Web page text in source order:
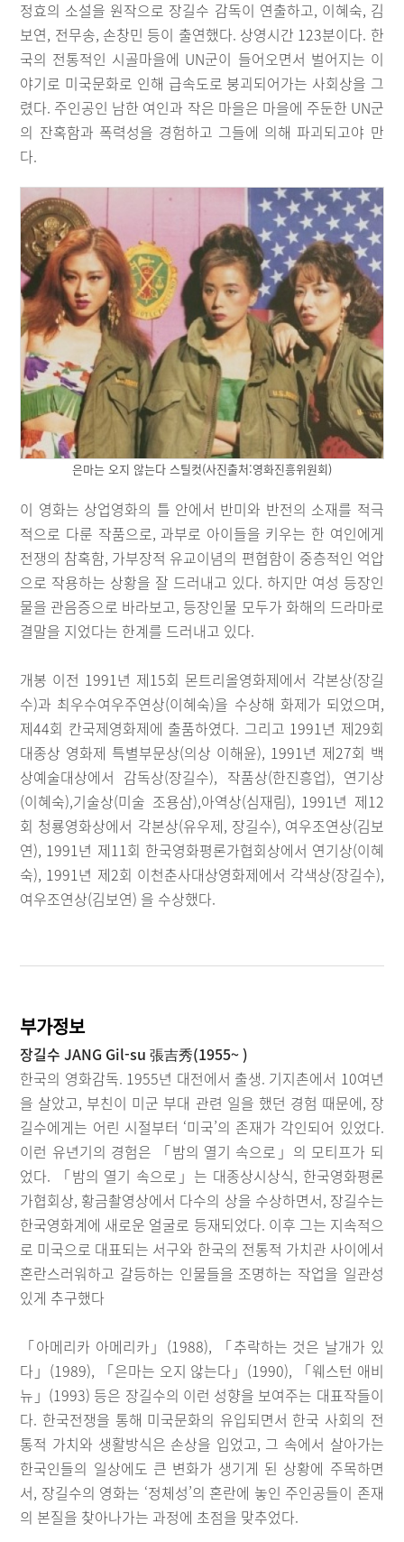
정효의 소설을 원작으로 장길수 감독이 연출하고, 이혜숙, 김
보연, 전무송, 손창민 등이 출연했다. 상영시간 123분이다. 한
국의 전통적인 시골마을에 UN군이 들어오면서 벌어지는 이
야기로 미국문화로 인해 급속도로 붕괴되어가는 사회상을 그
렸다. 주인공인 남한 여인과 작은 마을은 마을에 주둔한 UN군
의 잔혹함과 폭력성을 경험하고 그들에 의해 파괴되고야 만
다.
은마는 오지 않는다 스틸컷(사진출처:영화진흥위원회)
이 영화는 상업영화의 틀 안에서 반미와 반전의 소재를 적극
적으로 다룬 작품으로, 과부로 아이들을 키우는 한 여인에게
전쟁의 참혹함, 가부장적 유교이념의 편협함이 중층적인 억압
으로 작용하는 상황을 잘 드러내고 있다. 하지만 여성 등장인
물을 관음증으로 바라보고, 등장인물 모두가 화해의 드라마로
결말을 지었다는 한계를 드러내고 있다.
개봉 이전 1991년 제15회 몬트리올영화제에서 각본상(장길
수)과 최우수여우주연상(이혜숙)을 수상해 화제가 되었으며,
제44회 칸국제영화제에 출품하였다. 그리고 1991년 제29회
대종상 영화제 특별부문상(의상 이해윤), 1991년 제27회 백
상예술대상에서 감독상(장길수), 작품상(한진흥업), 연기상
(이혜숙),기술상(미술 조용삼),아역상(심재림), 1991년 제12
회 청룡영화상에서 각본상(유우제, 장길수), 여우조연상(김보
연), 1991년 제11회 한국영화평론가협회상에서 연기상(이혜
숙), 1991년 제2회 이천춘사대상영화제에서 각색상(장길수),
여우조연상(김보연) 을 수상했다.
부가정보
장길수 JANG Gil-su 張吉秀(1955~ )
한국의 영화감독. 1955년 대전에서 출생. 기지촌에서 10여년
을 살았고, 부친이 미군 부대 관련 일을 했던 경험 때문에, 장
길수에게는 어린 시절부터 ‘미국’의 존재가 각인되어 있었다.
이런 유년기의 경험은 「밤의 열기 속으로」의 모티프가 되
었다. 「밤의 열기 속으로」는 대종상시상식, 한국영화평론
가협회상, 황금촬영상에서 다수의 상을 수상하면서, 장길수는
한국영화계에 새로운 얼굴로 등재되었다. 이후 그는 지속적으
로 미국으로 대표되는 서구와 한국의 전통적 가치관 사이에서
혼란스러워하고 갈등하는 인물들을 조명하는 작업을 일관성
있게 추구했다
「아메리카 아메리카」(1988), 「추락하는 것은 날개가 있
다」(1989), 「은마는 오지 않는다」(1990), 「웨스턴 애비
뉴」(1993) 등은 장길수의 이런 성향을 보여주는 대표작들이
다. 한국전쟁을 통해 미국문화의 유입되면서 한국 사회의 전
통적 가치와 생활방식은 손상을 입었고, 그 속에서 살아가는
한국인들의 일상에도 큰 변화가 생기게 된 상황에 주목하면
서, 장길수의 영화는 ‘정체성’의 혼란에 놓인 주인공들이 존재
의 본질을 찾아나가는 과정에 초점을 맞추었다.